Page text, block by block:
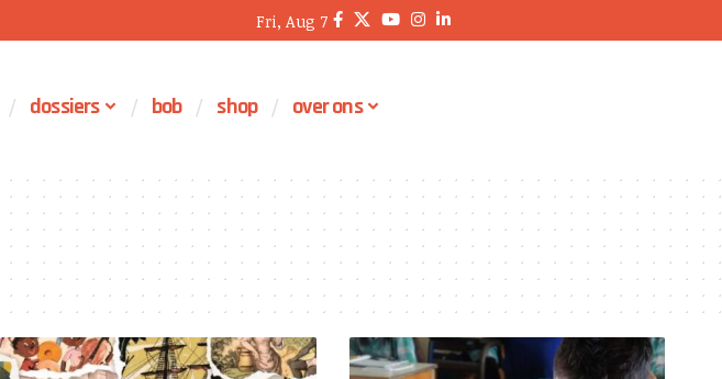
Fri, Aug 7
dossiers bob shop over ons